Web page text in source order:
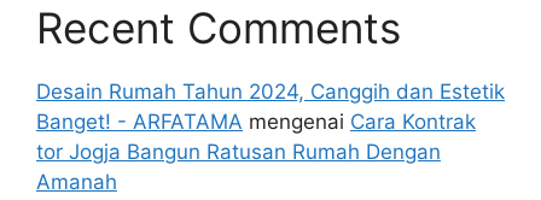
Recent Comments
Desain Rumah Tahun 2024, Canggih dan Estetik
Banget! - ARFATAMA mengenai Cara Kontrak
tor Jogja Bangun Ratusan Rumah Dengan
Amanah